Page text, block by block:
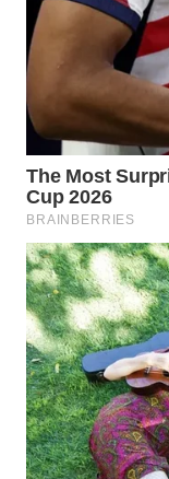
WAHANA
KONSUMEN
WAHANA
LISTRIK
WAHANA
TRAVEL
WAHANA
TV
WAHANANEWS
ID
WAHANANEWS
CO ID